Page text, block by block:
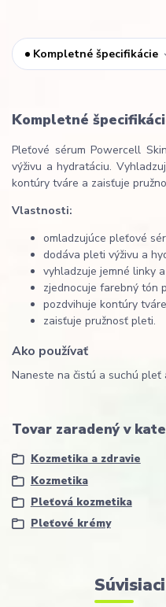
Kompletné špecifikácie
Kompletné
Pleťové sérum Powercell
výživu a hydratáciu.
kontúry tváre a zaisťuje
Vlastnosti:
omladzujúce pleťové
dodáva pleti výživu a
vyhladzuje jemné linky
zjednocuje farebný tón
pozdvihuje kontúry
zaisťuje pružnosť pleti.
Ako používať
Naneste na čistú a suchú pleť
Tovar zaradený v
Kozmetika a zdravie
Kozmetika
Pleťová kozmetika
Pleťové krémy